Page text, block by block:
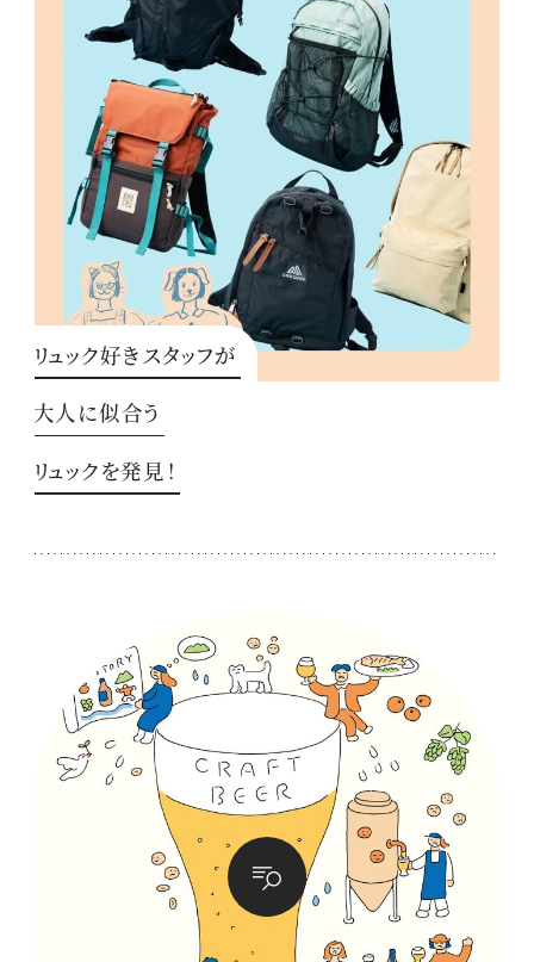
リュック好きスタッフが
大人に似合う
リュックを発見！